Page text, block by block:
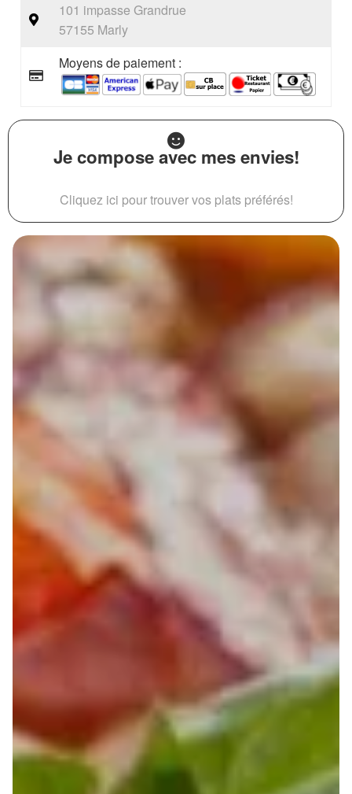
101 impasse Grandrue
57155 Marly
Moyens de paiement :
Je compose avec mes envies!
Cliquez ici pour trouver vos plats préférés!